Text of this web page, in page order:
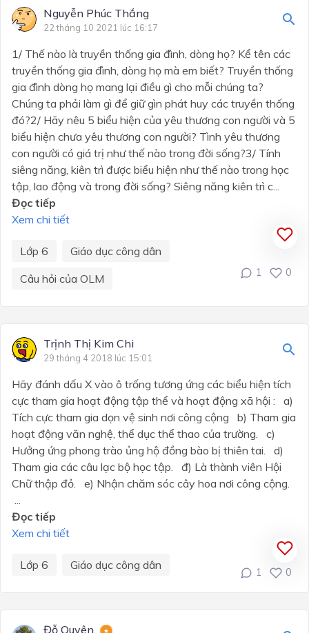
Nguyễn Phúc Thắng
22 tháng 10 2021 lúc 16:17
1/ Thế nào là truyền thống gia đình, dòng họ? Kể tên các
truyền thống gia đình, dòng họ mà em biết? Truyền thống
gia đình dòng họ mang lại điều gì cho mỗi chúng ta?
Chúng ta phải làm gì để giữ gìn phát huy các truyền thống
đó?2/ Hãy nêu 5 biểu hiện của yêu thương con người và 5
biểu hiện chưa yêu thương con người? Tình yêu thương
con người có giá trị như thế nào trong đời sống?3/ Tính
siêng năng, kiên trì được biểu hiện như thế nào trong học
tập, lao động và trong đời sống? Siêng năng kiên trì c...
Đọc tiếp
Xem chi tiết
Lớp 6
Giáo dục công dân
Câu hỏi của OLM
1 0
Trịnh Thị Kim Chi
29 tháng 4 2018 lúc 15:01
Hãy đánh dấu X vào ô trống tương ứng các biểu hiện tích
cực tham gia hoạt động tập thể và hoạt động xã hội : a)
Tích cực tham gia dọn vệ sinh nơi công cộng b) Tham gia
hoạt động văn nghệ, thể dục thể thao của trường. c)
Hưởng ứng phong trào ủng hộ đồng bào bị thiên tai. d)
Tham gia các câu lạc bộ học tập. đ) Là thành viên Hội
Chữ thập đỏ. e) Nhận chăm sóc cây hoa nơi công cộng.
Đọc tiếp
Xem chi tiết
Lớp 6 Giáo dục công dân
1 0
Đỗ Quyên